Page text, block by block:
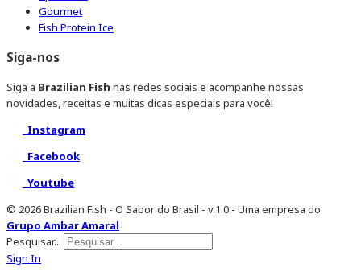
Gourmet
Fish Protein Ice
Siga-nos
Siga a Brazilian Fish nas redes sociais e acompanhe nossas
novidades, receitas e muitas dicas especiais para você!
Instagram
Facebook
Youtube
© 2026 Brazilian Fish - O Sabor do Brasil - v.1.0 - Uma empresa do
Grupo Ambar Amaral
Pesquisar...
Sign In